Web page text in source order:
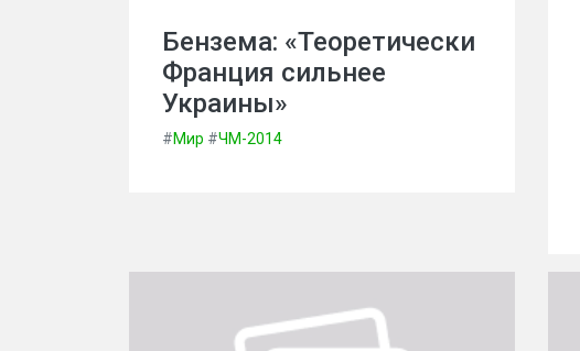
Бензема: «Теоретически
Франция сильнее
Украины»
#Мир #ЧМ-2014